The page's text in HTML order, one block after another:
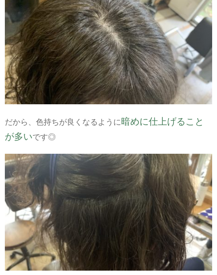
だから、色持ちが良くなるように暗めに仕上げること
が多いです◎